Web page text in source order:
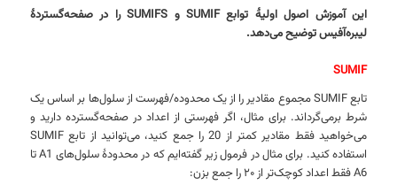
این آموزش اصول اولیهٔ توابع SUMIF و SUMIFS را در صفحه‌گستردهٔ
لیبره‌آفیس توضیح می‌دهد.
SUMIF
تابع SUMIF مجموع مقادیر را از یک محدوده/فهرست از سلول‌ها بر اساس یک
شرط برمی‌گرداند. برای مثال، اگر فهرستی از اعداد در صفحه‌گسترده دارید و
می‌خواهید فقط مقادیر کمتر از 20 را جمع کنید، می‌توانید از تابع SUMIF
استفاده کنید. برای مثال در فرمول زیر گفته‌ایم که در محدودهٔ سلول‌های A1 تا
A6 فقط اعداد کوچک‌تر از ۲۰ را جمع بزن: